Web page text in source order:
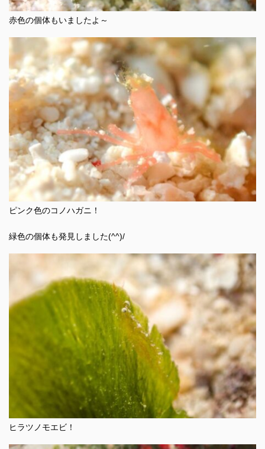
赤色の個体もいましたよ～
ピンク色のコノハガニ！
緑色の個体も発見しました(^^)/
ヒラツノモエビ！